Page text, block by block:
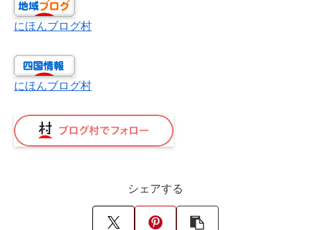
にほんブログ村
にほんブログ村
シェアする